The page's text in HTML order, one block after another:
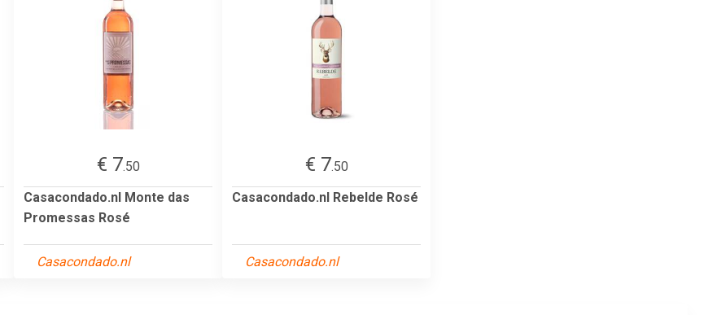
€ 7.50
Casacondado.nl Monte das
Promessas Rosé
Casacondado.nl
€ 7.50
Casacondado.nl Rebelde Rosé
Casacondado.nl